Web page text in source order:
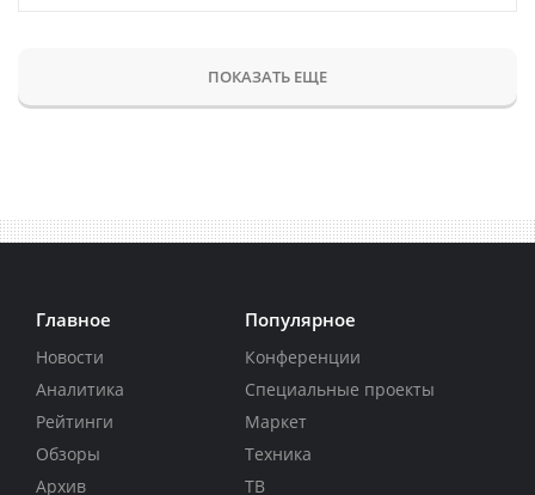
ПОКАЗАТЬ ЕЩЕ
Главное
Новости
Аналитика
Рейтинги
Обзоры
Архив
Популярное
Конференции
Специальные проекты
Маркет
Техника
ТВ